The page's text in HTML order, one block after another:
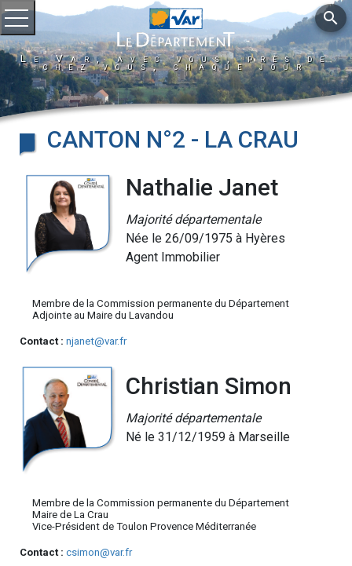
Ouvrir le menu
Le Var, avec vous, près de
chez vous, chaque jour
search
CANTON N°2 - LA CRAU
Nathalie Janet
Majorité départementale
Née le 26/09/1975 à Hyères
Agent Immobilier
Membre de la Commission permanente du Département
Adjointe au Maire du Lavandou
Contact : njanet@var.fr
Christian Simon
Majorité départementale
Né le 31/12/1959 à Marseille
Membre de la Commission permanente du Département
Maire de La Crau
Vice-Président de Toulon Provence Méditerranée
Contact : csimon@var.fr